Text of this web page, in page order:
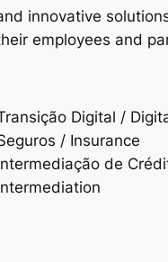
innovative
employees and
Digital /
/ Insurance
de